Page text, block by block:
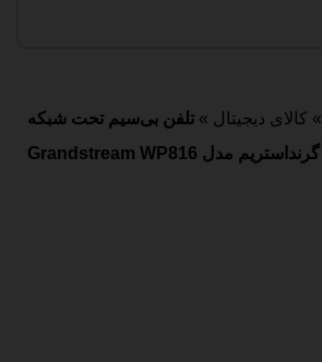
» کالای دیجیتال »تلفن بی‌سیم تحت شبکه
گرنداستریم مدل Grandstream WP816